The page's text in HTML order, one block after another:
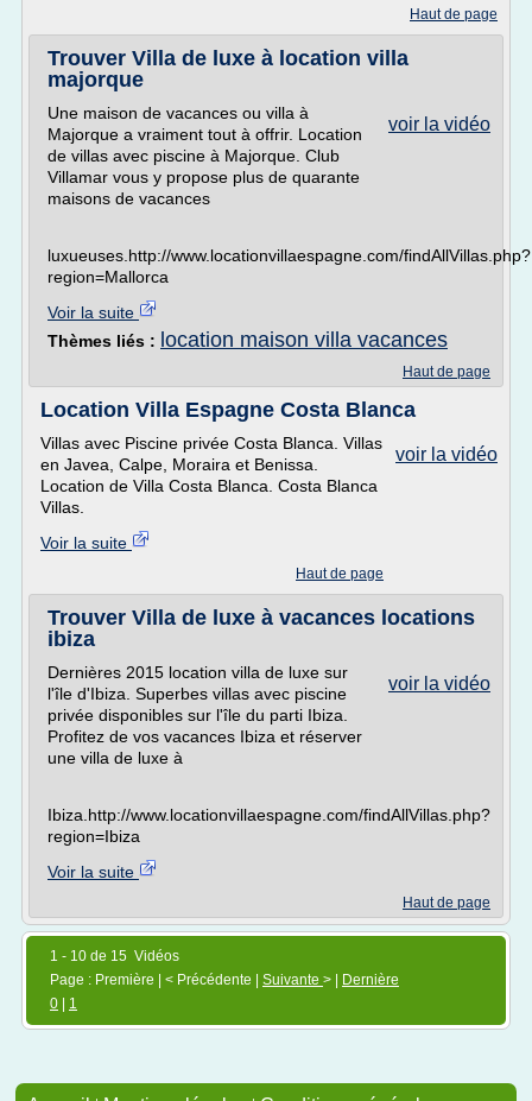
Haut de page
Trouver Villa de luxe à location villa
majorque
voir la vidéo
Une maison de vacances ou villa à
Majorque a vraiment tout à offrir. Location
de villas avec piscine à Majorque. Club
Villamar vous y propose plus de quarante
maisons de vacances
luxueuses.http://www.locationvillaespagne.com/findAllVillas.php?
region=Mallorca
Voir la suite
Thèmes liés : location maison villa vacances
Haut de page
Location Villa Espagne Costa Blanca
voir la vidéo
Villas avec Piscine privée Costa Blanca. Villas
en Javea, Calpe, Moraira et Benissa.
Location de Villa Costa Blanca. Costa Blanca
Villas.
Voir la suite
Haut de page
Trouver Villa de luxe à vacances locations
ibiza
voir la vidéo
Dernières 2015 location villa de luxe sur
l'île d'Ibiza. Superbes villas avec piscine
privée disponibles sur l'île du parti Ibiza.
Profitez de vos vacances Ibiza et réserver
une villa de luxe à
Ibiza.http://www.locationvillaespagne.com/findAllVillas.php?
region=Ibiza
Voir la suite
Haut de page
1 - 10 de 15 Vidéos
Page : Première | < Précédente | Suivante > |
Dernière
0
1